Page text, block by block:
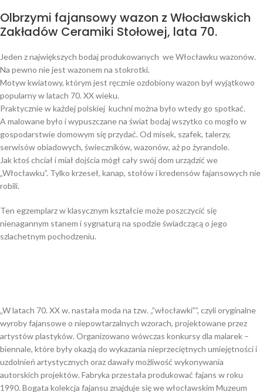
Olbrzymi fajansowy wazon z Włocławskich
Zakładów Ceramiki Stołowej, lata 70.
Jeden z największych bodaj produkowanych we Włocławku wazonów.
Na pewno nie jest wazonem na stokrotki.
Motyw kwiatowy, którym jest ręcznie ozdobiony wazon był wyjątkowo
popularny w latach 70. XX wieku.
Praktycznie w każdej polskiej kuchni można było wtedy go spotkać.
A malowane było i wypuszczane na świat bodaj wszytko co mogło w
gospodarstwie domowym się przydać. Od misek, szafek, talerzy,
serwisów obiadowych, świeczników, wazonów, aż po żyrandole.
Jak ktoś chciał i miał dojścia mógł cały swój dom urządzić we
„Włocławku”. Tylko krzeseł, kanap, stołów i kredensów fajansowych nie
robili.
Ten egzemplarz w klasycznym kształcie może poszczycić się
nienagannym stanem i sygnaturą na spodzie świadczącą o jego
szlachetnym pochodzeniu.
„W latach 70. XX w. nastała moda na tzw. „”włocławki””, czyli oryginalne
wyroby fajansowe o niepowtarzalnych wzorach, projektowane przez
artystów plastyków. Organizowano wówczas konkursy dla malarek –
biennale, które były okazją do wykazania nieprzeciętnych umiejętności i
uzdolnień artystycznych oraz dawały możliwość wykonywania
autorskich projektów. Fabryka przestała produkować fajans w roku
1990. Bogata kolekcja fajansu znajduje się we włocławskim Muzeum